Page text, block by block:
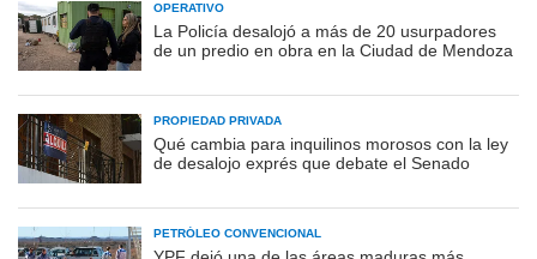
OPERATIVO
La Policía desalojó a más de 20 usurpadores
de un predio en obra en la Ciudad de Mendoza
PROPIEDAD PRIVADA
Qué cambia para inquilinos morosos con la ley
de desalojo exprés que debate el Senado
PETRÓLEO CONVENCIONAL